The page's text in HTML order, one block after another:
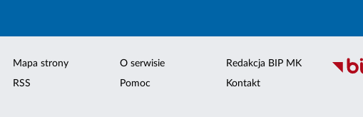
Mapa strony
RSS
O serwisie
Pomoc
Redakcja BIP MK
Kontakt